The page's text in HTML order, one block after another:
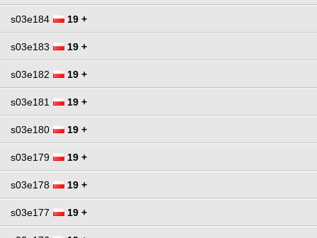
s03e184 19 +
s03e183 19 +
s03e182 19 +
s03e181 19 +
s03e180 19 +
s03e179 19 +
s03e178 19 +
s03e177 19 +